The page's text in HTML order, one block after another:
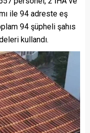
ile 94 adreste eş
94 şüpheli şahıs
kullandı.